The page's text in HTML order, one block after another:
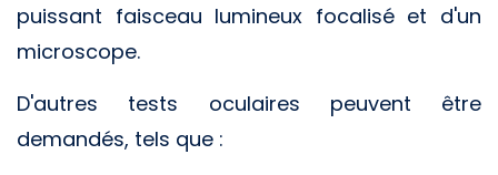
puissant faisceau lumineux focalisé et d'un
microscope.
D'autres tests oculaires peuvent être
demandés, tels que :